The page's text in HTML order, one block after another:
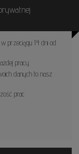
przeciągu 14 dni od
pracy.
danych to nasz
prac